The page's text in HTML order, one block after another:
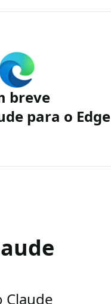
breve
para o Edge
Claude